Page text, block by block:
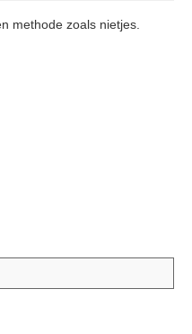
methode zoals nietjes.